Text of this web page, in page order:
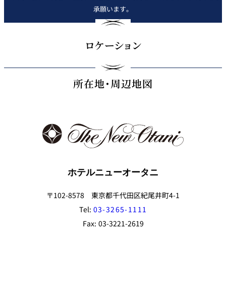
承願います。
ロケーション
所在地・周辺地図
ホテルニューオータニ
〒102-8578 東京都千代田区紀尾井町4-1
Tel: 03-3265-1111
Fax: 03-3221-2619